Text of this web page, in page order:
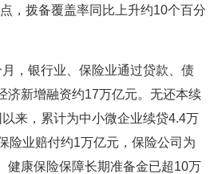
，拨备覆盖率同比上升约10个百分
银行业、保险业通过贷款、债
济新增融资约17万亿元。无还本续
来，累计为中小微企业续贷4.4万
险业赔付约1万亿元，保险公司为
健康保险保障长期准备金已超10万